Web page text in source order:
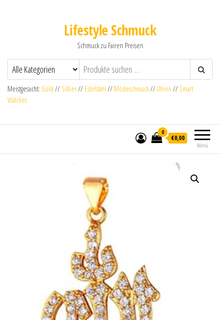
Lifestyle Schmuck
Schmuck zu Fairen Preisen
Meistgesucht: Gold // Silber// Edelstahl // Modeschmuck// Uhren // Smart
Watches
Menü
0
€0,00